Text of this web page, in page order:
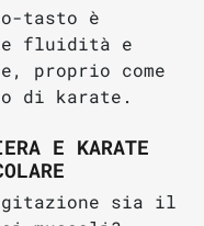
tasto è
fluidità e
proprio come
di karate.
E KARATE
sia il